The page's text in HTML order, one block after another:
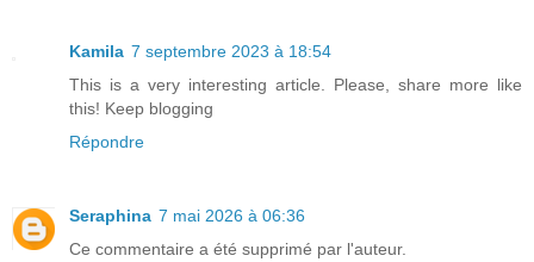
Kamila 7 septembre 2023 à 18:54
This is a very interesting article. Please, share more like
this! Keep blogging
Répondre
Seraphina 7 mai 2026 à 06:36
Ce commentaire a été supprimé par l'auteur.